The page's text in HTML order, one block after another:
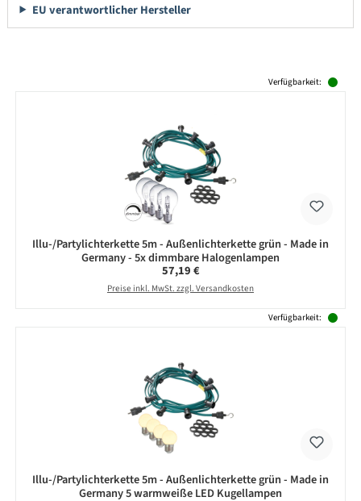
EU verantwortlicher Hersteller
Verfügbarkeit:
Illu-/Partylichterkette 5m - Außenlichterkette grün - Made in
Germany - 5x dimmbare Halogenlampen
Regulärer Preis:
57,19 €
Preise inkl. MwSt. zzgl. Versandkosten
Verfügbarkeit:
Illu-/Partylichterkette 5m - Außenlichterkette grün - Made in
Germany 5 warmweiße LED Kugellampen